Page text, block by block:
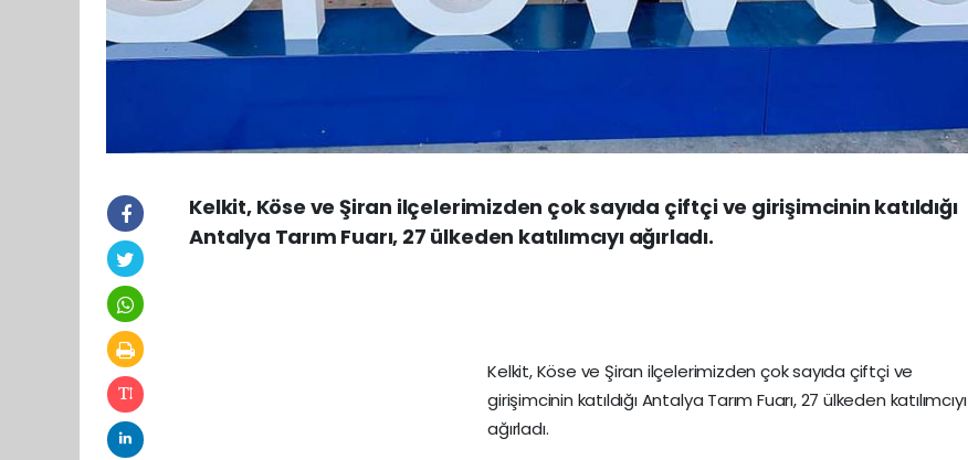
Kelkit, Köse ve Şiran ilçelerimizden çok sayıda çiftçi ve girişimcinin katıldığı
Antalya Tarım Fuarı, 27 ülkeden katılımcıyı ağırladı.
Kelkit, Köse ve Şiran ilçelerimizden çok sayıda çiftçi ve
girişimcinin katıldığı Antalya Tarım Fuarı, 27 ülkeden katılımcıyı
ağırladı.